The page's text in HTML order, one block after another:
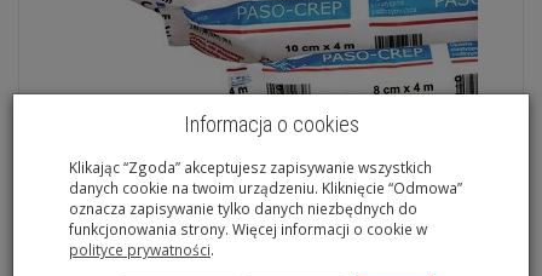
Bandaż elastyczny 10 cm x 4m
Informacja o cookies
Klikając “Zgoda” akceptujesz zapisywanie wszystkich
danych cookie na twoim urządzeniu. Kliknięcie “Odmowa”
oznacza zapisywanie tylko danych niezbędnych do
funkcjonowania strony. Więcej informacji o cookie w
polityce prywatności.